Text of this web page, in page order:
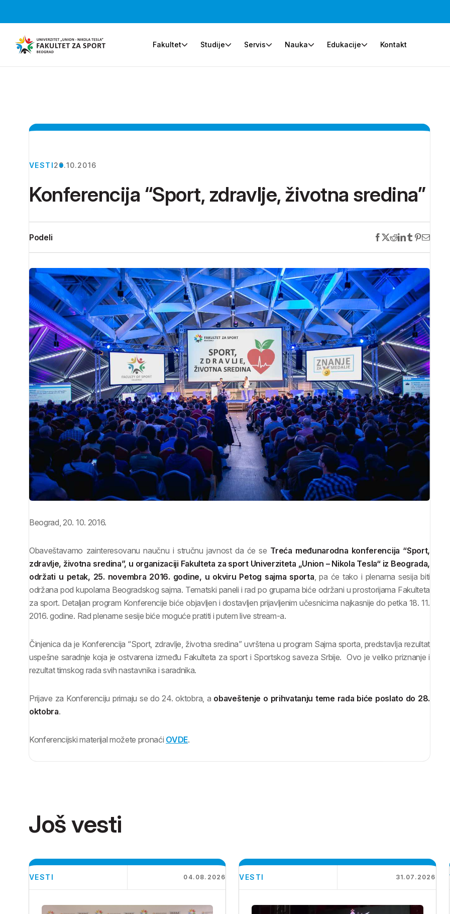
Fakultet Studije Servis Nauka Edukacije Kontakt
VESTI20.10.2016
Konferencija “Sport, zdravlje, životna sredina”
Podeli
Beograd, 20. 10. 2016.
Obaveštavamo zainteresovanu naučnu i stručnu javnost da će se Treća međunarodna konferencija “Sport,
zdravlje, životna sredina”, u organizaciji Fakulteta za sport Univerziteta „Union – Nikola Tesla“ iz Beograda,
održati u petak, 25. novembra 2016. godine, u okviru Petog sajma sporta , pa će tako i plenarna sesija biti
održana pod kupolama Beogradskog sajma. Tematski paneli i rad po grupama biće održani u prostorijama Fakulteta
za sport. Detaljan program Konferencije biće objavljen i dostavljen prijavljenim učesnicima najkasnije do petka 18. 11.
2016. godine. Rad plenarne sesije biće moguće pratiti i putem live stream-a.
Činjenica da je Konferencija “Sport, zdravlje, životna sredina” uvrštena u program Sajma sporta, predstavlja rezultat
uspešne saradnje koja je ostvarena između Fakulteta za sport i Sportskog saveza Srbije. Ovo je veliko priznanje i
rezultat timskog rada svih nastavnika i saradnika.
Prijave za Konferenciju primaju se do 24. oktobra, a obaveštenje o prihvatanju teme rada biće poslato do 28.
oktobra.
Konferencijski materijal možete pronaći OVDE.
Još vesti
VESTI 04.08.2026 VESTI 31.07.2026